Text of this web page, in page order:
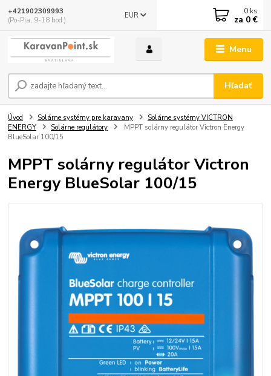
Menu
EUR
Hľadať
+421902309993
(Po-Pia, 9-18 hod.)
0 ks
za 0 €
Úvod Solárne systémy pre karavany
Solárne systémy VICTRON
ENERGY
Solárne regulátory
MPPT solárny regulátor Victron Energy
BlueSolar 100/15
MPPT solárny regulátor Victron
Energy BlueSolar 100/15